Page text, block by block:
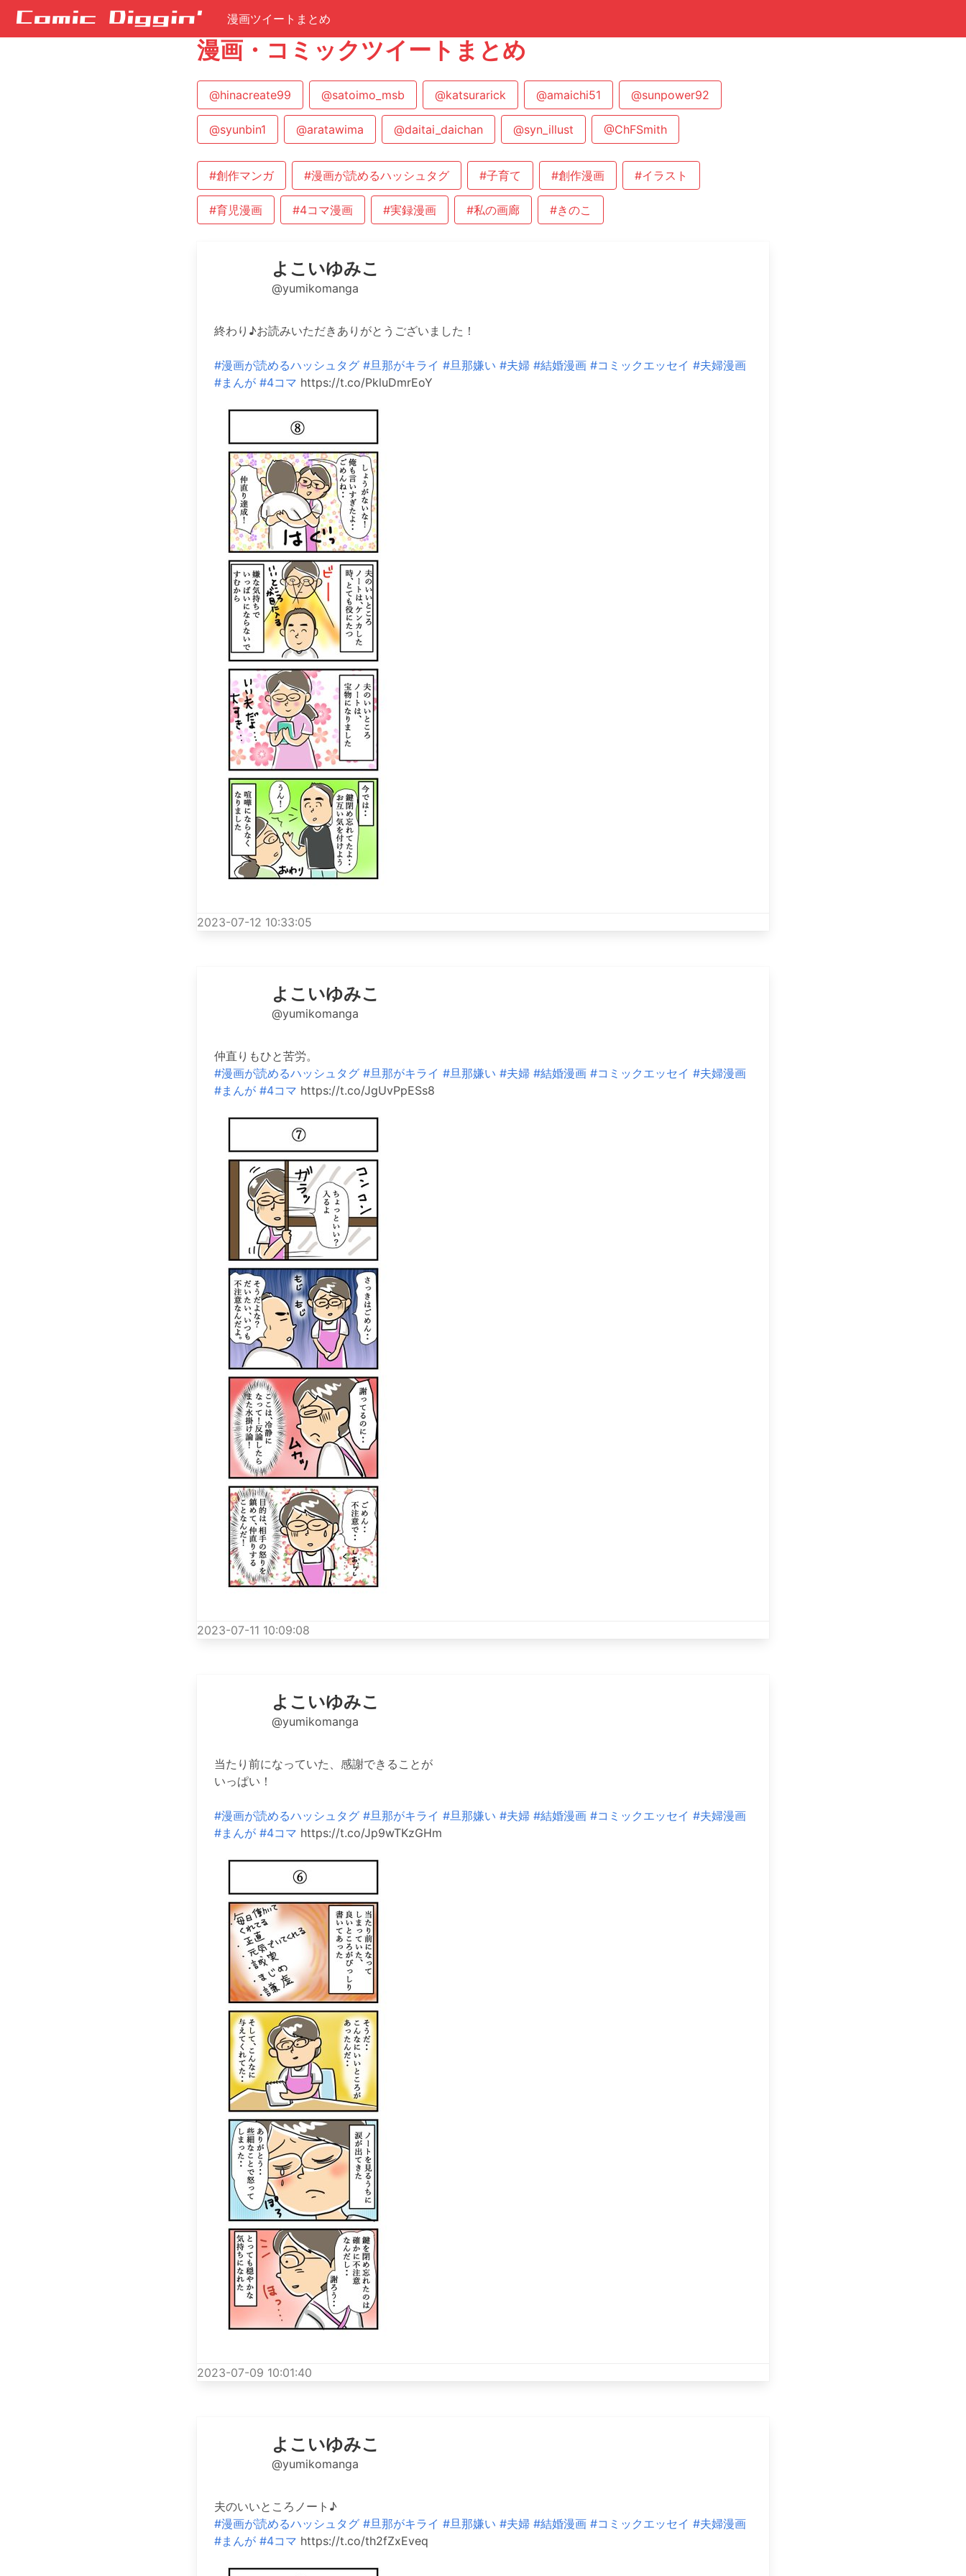
漫画ツイートまとめ
漫画・コミックツイートまとめ
@hinacreate99 @satoimo_msb @katsurarick @amaichi51 @sunpower92
@syunbin1 @aratawima @daitai_daichan @syn_illust @ChFSmith
#創作マンガ #漫画が読めるハッシュタグ #子育て #創作漫画 #イラスト
#育児漫画 #4コマ漫画 #実録漫画 #私の画廊 #きのこ
よこいゆみこ
@yumikomanga
終わり♪お読みいただきありがとうございました！
#漫画が読めるハッシュタグ #旦那がキライ #旦那嫌い #夫婦 #結婚漫画 #コミックエッセイ #夫婦漫画
#まんが #4コマ https://t.co/PkluDmrEoY
2023-07-12 10:33:05
よこいゆみこ
@yumikomanga
仲直りもひと苦労。
#漫画が読めるハッシュタグ #旦那がキライ #旦那嫌い #夫婦 #結婚漫画 #コミックエッセイ #夫婦漫画
#まんが #4コマ https://t.co/JgUvPpESs8
2023-07-11 10:09:08
よこいゆみこ
@yumikomanga
当たり前になっていた、感謝できることが
いっぱい！
#漫画が読めるハッシュタグ #旦那がキライ #旦那嫌い #夫婦 #結婚漫画 #コミックエッセイ #夫婦漫画
#まんが #4コマ https://t.co/Jp9wTKzGHm
2023-07-09 10:01:40
よこいゆみこ
@yumikomanga
夫のいいところノート♪
#漫画が読めるハッシュタグ #旦那がキライ #旦那嫌い #夫婦 #結婚漫画 #コミックエッセイ #夫婦漫画
#まんが #4コマ https://t.co/th2fZxEveq